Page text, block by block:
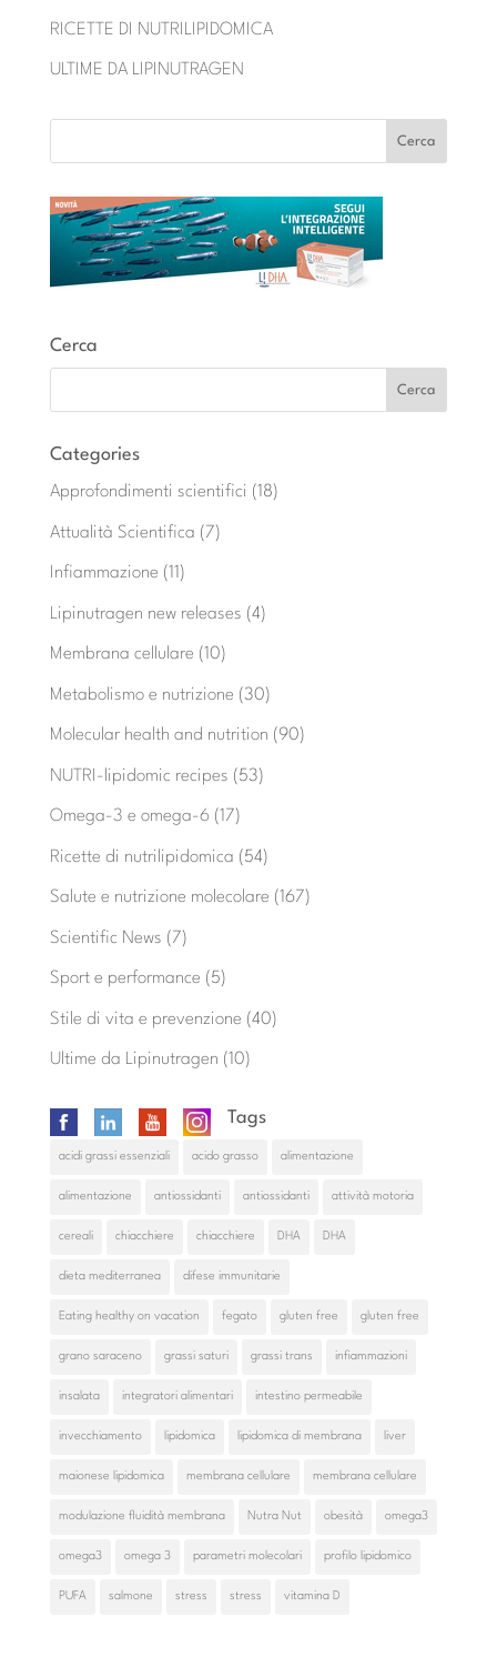
RICETTE DI NUTRILIPIDOMICA
ULTIME DA LIPINUTRAGEN
Cerca
Categories
Approfondimenti scientifici (18)
Attualità Scientifica (7)
Infiammazione (11)
Lipinutragen new releases (4)
Membrana cellulare (10)
Metabolismo e nutrizione (30)
Molecular health and nutrition (90)
NUTRI-lipidomic recipes (53)
Omega-3 e omega-6(17)
Ricette di nutrilipidomica (54)
Salute e nutrizione molecolare (167)
Scientific News (7)
Sport e performance (5)
Stile di vita e prevenzione (40)
Ultime da Lipinutragen (10)
Tags
acidi grassi essenziali acido grasso alimentazione
alimentazione antiossidanti antiossidanti attività motoria
cereali chiacchiere chiacchiere DHA DHA
dieta mediterranea difese immunitarie
Eating healthy on vacation fegato gluten free gluten free
grano saraceno grassi saturi grassi trans infiammazioni
insalata integratori alimentari intestino permeabile
invecchiamento lipidomica lipidomica di membrana liver
maionese lipidomica membrana cellulare membrana cellulare
modulazione fluidità membrana Nutra Nut obesità omega3
omega3 omega 3 parametri molecolari profilo lipidomico
PUFA salmone stress stress vitamina D